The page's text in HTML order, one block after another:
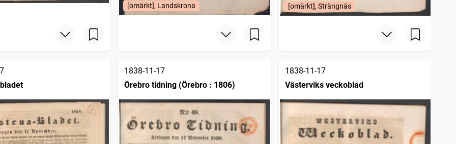
[omärkt], Landskrona [omärkt], Strängnäs
1838-11-17
Örebro tidning (Örebro : 1806)
1838-11-17
Västerviks veckoblad